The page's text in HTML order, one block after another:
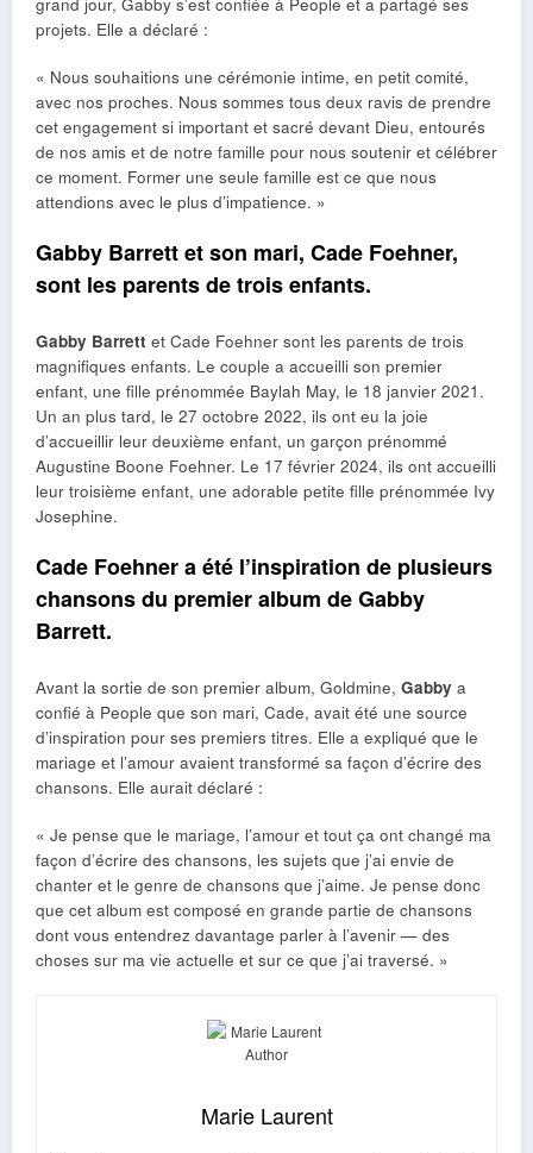
projets. Elle a déclaré :
« Nous souhaitions une cérémonie intime, en petit comité,
avec nos proches. Nous sommes tous deux ravis de prendre
cet engagement si important et sacré devant Dieu, entourés
de nos amis et de notre famille pour nous soutenir et célébrer
ce moment. Former une seule famille est ce que nous
attendions avec le plus d’impatience. »
Gabby Barrett et son mari, Cade Foehner,
sont les parents de trois enfants.
Gabby Barrett et Cade Foehner sont les parents de trois
magnifiques enfants. Le couple a accueilli son premier
enfant, une fille prénommée Baylah May, le 18 janvier 2021.
Un an plus tard, le 27 octobre 2022, ils ont eu la joie
d’accueillir leur deuxième enfant, un garçon prénommé
Augustine Boone Foehner. Le 17 février 2024, ils ont accueilli
leur troisième enfant, une adorable petite fille prénommée Ivy
Josephine.
Cade Foehner a été l’inspiration de plusieurs
chansons du premier album de Gabby
Barrett.
Avant la sortie de son premier album, Goldmine, Gabby a
confié à People que son mari, Cade, avait été une source
d’inspiration pour ses premiers titres. Elle a expliqué que le
mariage et l’amour avaient transformé sa façon d’écrire des
chansons. Elle aurait déclaré :
« Je pense que le mariage, l’amour et tout ça ont changé ma
façon d’écrire des chansons, les sujets que j’ai envie de
chanter et le genre de chansons que j’aime. Je pense donc
que cet album est composé en grande partie de chansons
dont vous entendrez davantage parler à l’avenir — des
choses sur ma vie actuelle et sur ce que j’ai traversé. »
Marie Laurent